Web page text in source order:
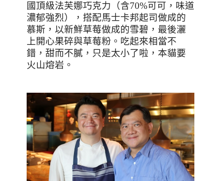
國頂級法芙娜巧克力（含70%可可，味道
濃郁強烈），搭配馬士卡邦起司做成的
慕斯，以新鮮草莓做成的雪碧，最後灑
上開心果碎與草莓粉。吃起來相當不
錯，甜而不膩，只是太小了啦，本貓要
火山熔岩。